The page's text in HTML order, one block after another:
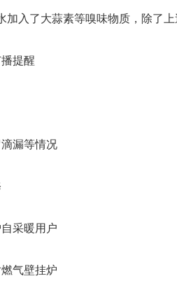
加入了大蒜素等嗅味物质，除了
提醒
漏等情况
采暖用户
气壁挂炉